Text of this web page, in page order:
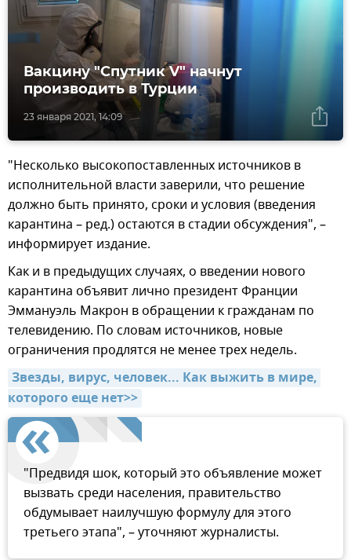
23 января 2021, 14:09
Вакцину "Спутник V" начнут
производить в Турции
"Несколько высокопоставленных источников в
исполнительной власти заверили, что решение
должно быть принято, сроки и условия (введения
карантина – ред.) остаются в стадии обсуждения", –
информирует издание.
Как и в предыдущих случаях, о введении нового
карантина объявит лично президент Франции
Эммануэль Макрон в обращении к гражданам по
телевидению. По словам источников, новые
ограничения продлятся не менее трех недель.
Звезды, вирус, человек... Как выжить в мире,
которого еще нет>>
"Предвидя шок, который это объявление может
вызвать среди населения, правительство
обдумывает наилучшую формулу для этого
третьего этапа", – уточняют журналисты.